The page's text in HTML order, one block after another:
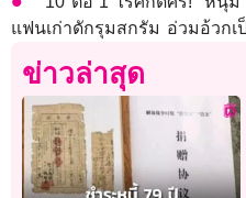
แฟนเก่าดักรุมสกรัม อ่วมอ้วกเ
ข่าวล่าสุด